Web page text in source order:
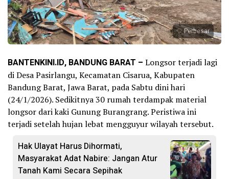
Perbesar
BANTENKINI.ID, BANDUNG BARAT – Longsor terjadi lagi
di Desa Pasirlangu, Kecamatan Cisarua, Kabupaten
Bandung Barat, Jawa Barat, pada Sabtu dini hari
(24/1/2026). Sedikitnya 30 rumah terdampak material
longsor dari kaki Gunung Burangrang. Peristiwa ini
terjadi setelah hujan lebat mengguyur wilayah tersebut.
Hak Ulayat Harus Dihormati,
Masyarakat Adat Nabire: Jangan Atur
Tanah Kami Secara Sepihak